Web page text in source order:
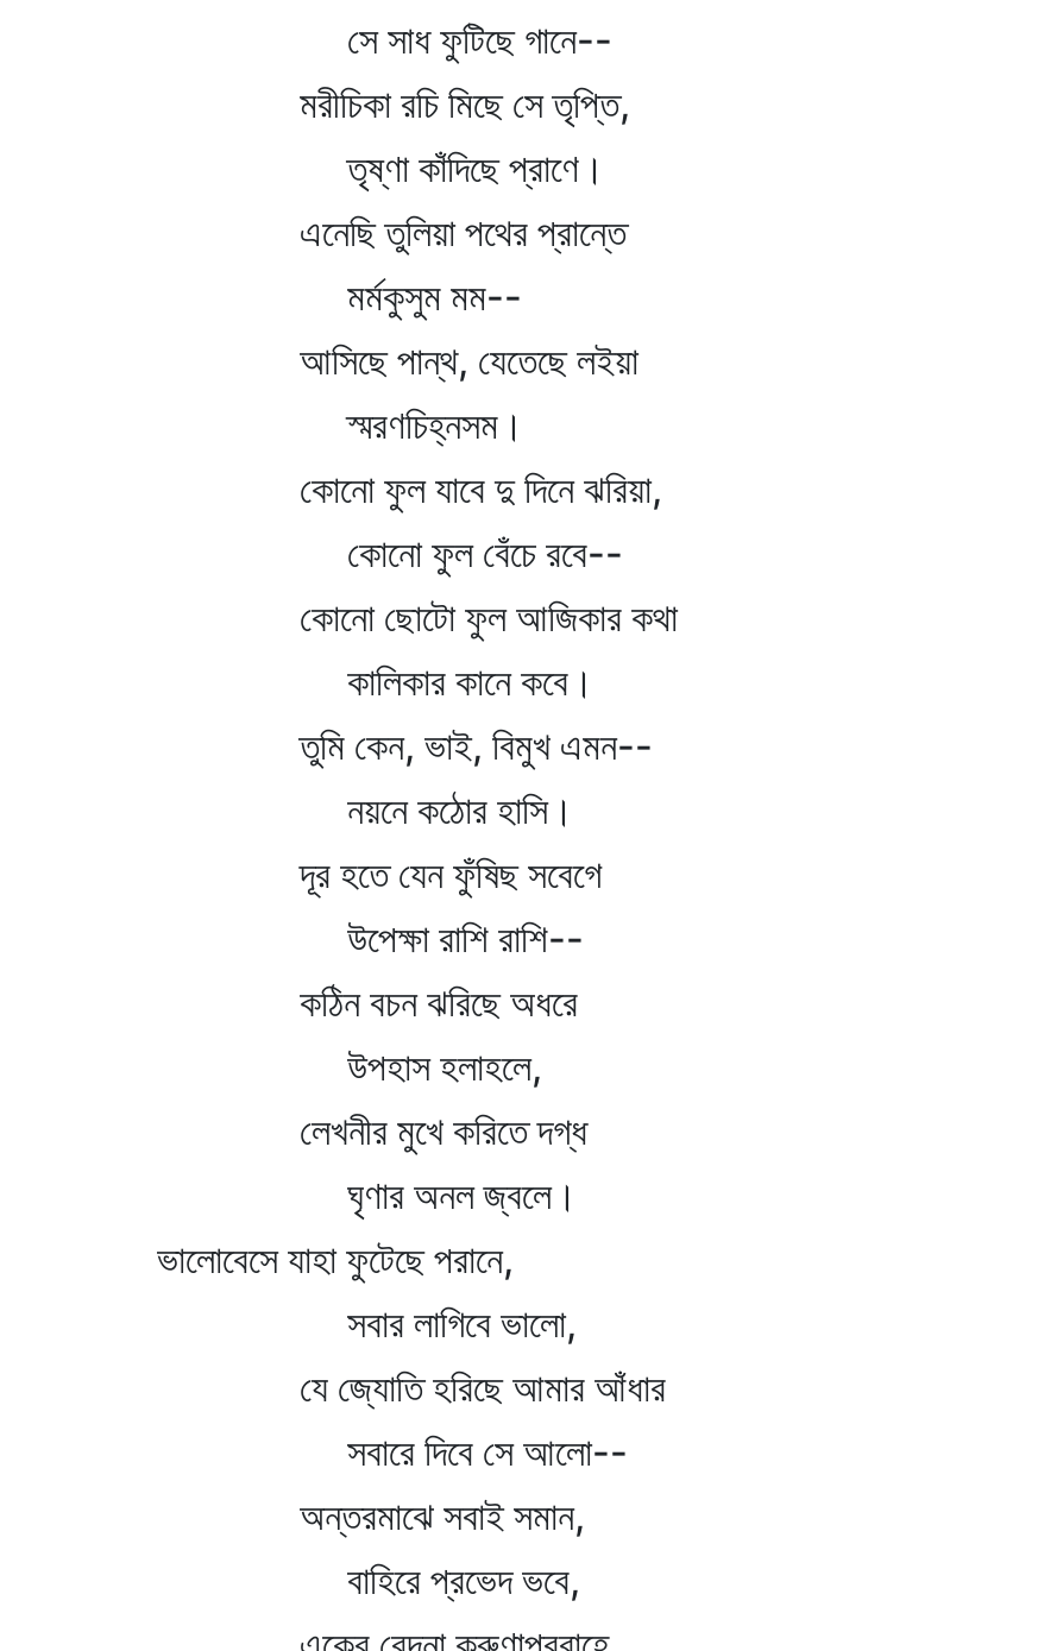
সে সাধ ফুটিছে গানে--
মরীচিকা রচি মিছে সে তৃপ্তি,
তৃষ্ণা কাঁদিছে প্রাণে।
এনেছি তুলিয়া পথের প্রান্তে
মর্মকুসুম মম--
আসিছে পান্থ, যেতেছে লইয়া
স্মরণচিহ্নসম।
কোনো ফুল যাবে দু দিনে ঝরিয়া,
কোনো ফুল বেঁচে রবে--
কোনো ছোটো ফুল আজিকার কথা
কালিকার কানে কবে।
তুমি কেন, ভাই, বিমুখ এমন--
নয়নে কঠোর হাসি।
দূর হতে যেন ফুঁষিছ সবেগে
উপেক্ষা রাশি রাশি--
কঠিন বচন ঝরিছে অধরে
উপহাস হলাহলে,
লেখনীর মুখে করিতে দগ্ধ
ঘৃণার অনল জ্বলে।
ভালোবেসে যাহা ফুটেছে পরানে,
সবার লাগিবে ভালো,
যে জ্যোতি হরিছে আমার আঁধার
সবারে দিবে সে আলো--
অন্তরমাঝে সবাই সমান,
বাহিরে প্রভেদ ভবে,